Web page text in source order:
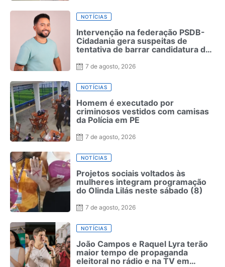
NOTÍCIAS
Intervenção na federação PSDB-
Cidadania gera suspeitas de
tentativa de barrar candidatura de
7 de agosto, 2026
NOTÍCIAS
Homem é executado por
criminosos vestidos com camisas
da Polícia em PE
7 de agosto, 2026
NOTÍCIAS
Projetos sociais voltados às
mulheres integram programação
do Olinda Lilás neste sábado (8)
7 de agosto, 2026
NOTÍCIAS
João Campos e Raquel Lyra terão
maior tempo de propaganda
eleitoral no rádio e na TV em